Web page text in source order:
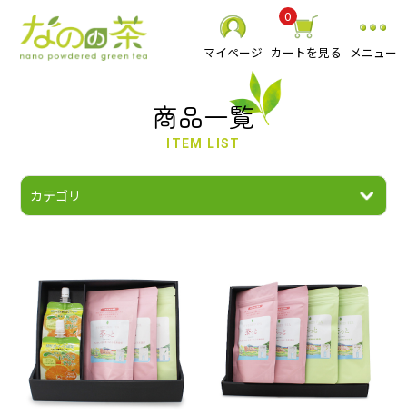
マイページ カートを見る
0
メニュー
商品一覧
ITEM LIST
静岡県産 粉末緑茶
その他 粉末茶
お抹茶
食品
贈り物